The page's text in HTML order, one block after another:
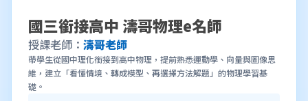
國三銜接高中 濤哥物理e名師
授課老師： 濤哥老師
帶學生從國中理化銜接到高中物理，提前熟悉運動學、向量與圖像思
維，建立「看懂情境、轉成模型、再選擇方法解題」的物理學習基
礎。